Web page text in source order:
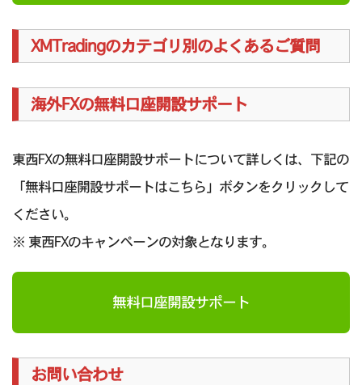
XMTradingのカテゴリ別のよくあるご質問
海外FXの無料口座開設サポート
東西FXの無料口座開設サポートについて詳しくは、下記の
「無料口座開設サポートはこちら」ボタンをクリックして
ください。
※ 東西FXのキャンペーンの対象となります。
無料口座開設サポート
お問い合わせ